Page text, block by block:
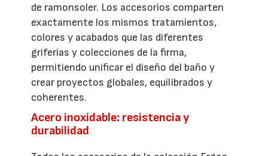
de ramonsoler. Los accesorios comparten
exactamente los mismos tratamientos,
colores y acabados que las diferentes
griferías y colecciones de la firma,
permitiendo unificar el diseño del baño y
crear proyectos globales, equilibrados y
coherentes.
Acero inoxidable: resistencia y
durabilidad